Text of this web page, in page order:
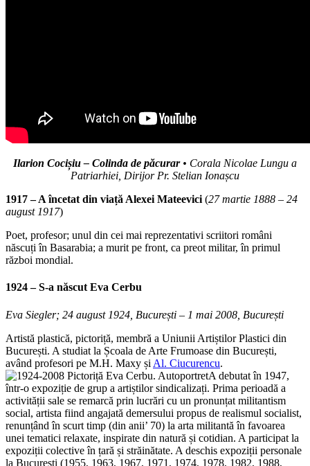
Ilarion Cocișiu – Colinda de păcurar• Corala Nicolae Lungu a
Patriarhiei, Dirijor Pr. Stelian Ionașcu
1917 – A încetat din viață Alexei Mateevici (27 martie 1888 – 24
august 1917)
Poet, profesor; unul din cei mai reprezentativi scriitori români
născuți în Basarabia; a murit pe front, ca preot militar, în primul
război mondial.
1924 – S-a născut Eva Cerbu
Eva Siegler; 24 august 1924, București – 1 mai 2008, București
Artistă plastică, pictoriță, membră a Uniunii Artiștilor Plastici din
București. A studiat la Școala de Arte Frumoase din București,
având profesori pe M.H. Maxy și Al. Ciucurencu.
A debutat în 1947,
într-o expoziție de grup a artiștilor sindicalizați. Prima perioadă a
activității sale se remarcă prin lucrări cu un pronunțat militantism
social, artista fiind angajată demersului propus de realismul socialist,
renunțând în scurt timp (din anii’ 70) la arta militantă în favoarea
unei tematici relaxate, inspirate din natură și cotidian. A participat la
expoziții colective în țară și străinătate. A deschis expoziții personale
la București (1955, 1963, 1967, 1971, 1974, 1978, 1982, 1988,